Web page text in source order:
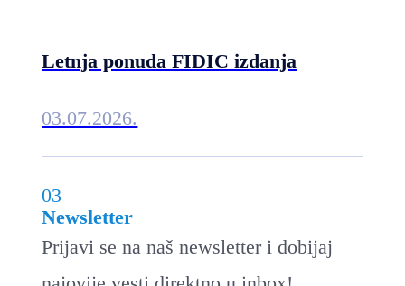
Letnja ponuda FIDIC izdanja
03.07.2026.
03
Newsletter
Prijavi se na naš newsletter i dobijaj